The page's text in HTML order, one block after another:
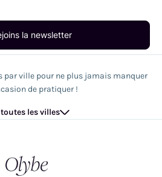
la newsletter
par ville pour ne plus jamais manquer
de pratiquer !
les villes